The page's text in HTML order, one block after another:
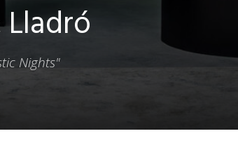
Lladró
Nights"